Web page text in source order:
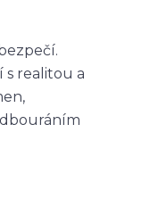
s realitou a